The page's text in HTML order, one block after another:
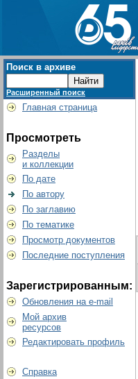
Поиск в архиве
Расширенный поиск
Главная страница
Просмотреть
Разделы
и коллекции
По дате
По автору
По заглавию
По тематике
Просмотр документов
Последние поступления
Зарегистрированным:
Обновления на e-mail
Мой архив
ресурсов
Редактировать профиль
Справка